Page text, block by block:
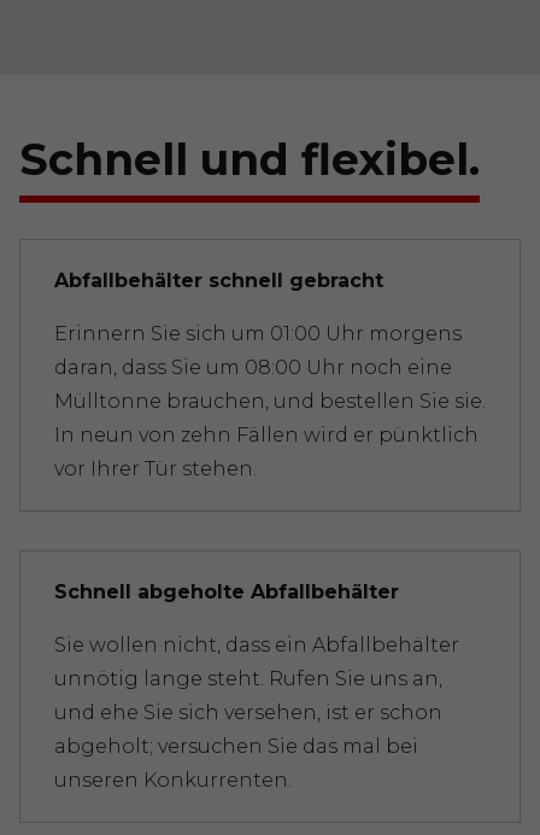
Schnell und flexibel.
Abfallbehälter schnell gebracht
Erinnern Sie sich um 01:00 Uhr morgens
daran, dass Sie um 08:00 Uhr noch eine
Mülltonne brauchen, und bestellen Sie sie.
In neun von zehn Fällen wird er pünktlich
vor Ihrer Tür stehen.
Schnell abgeholte Abfallbehälter
Sie wollen nicht, dass ein Abfallbehälter
unnötig lange steht. Rufen Sie uns an,
und ehe Sie sich versehen, ist er schon
abgeholt; versuchen Sie das mal bei
unseren Konkurrenten.